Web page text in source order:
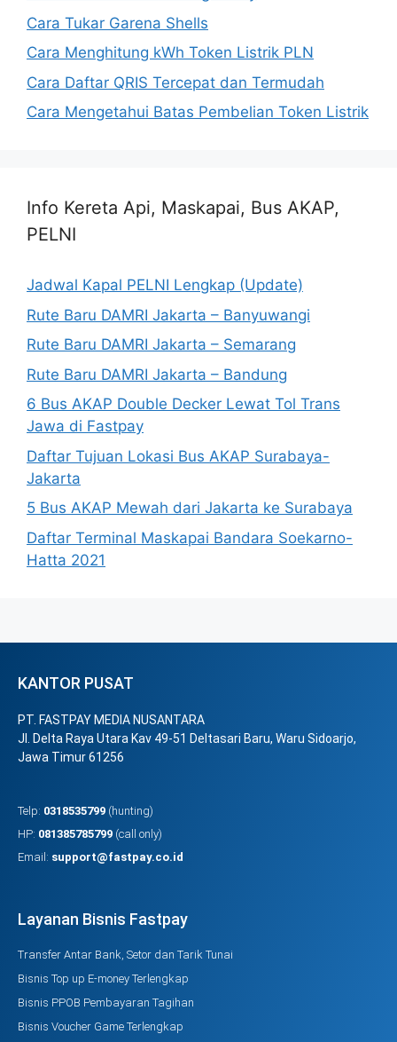
Cara Tukar Garena Shells
Cara Menghitung kWh Token Listrik PLN
Cara Daftar QRIS Tercepat dan Termudah
Cara Mengetahui Batas Pembelian Token Listrik
Info Kereta Api, Maskapai, Bus AKAP,
PELNI
Jadwal Kapal PELNI Lengkap (Update)
Rute Baru DAMRI Jakarta – Banyuwangi
Rute Baru DAMRI Jakarta – Semarang
Rute Baru DAMRI Jakarta – Bandung
6 Bus AKAP Double Decker Lewat Tol Trans
Jawa di Fastpay
Daftar Tujuan Lokasi Bus AKAP Surabaya-
Jakarta
5 Bus AKAP Mewah dari Jakarta ke Surabaya
Daftar Terminal Maskapai Bandara Soekarno-
Hatta 2021
KANTOR PUSAT
PT. FASTPAY MEDIA NUSANTARA
Jl. Delta Raya Utara Kav 49-51 Deltasari Baru, Waru Sidoarjo,
Jawa Timur 61256
Telp: 0318535799 (hunting)
HP: 081385785799 (call only)
Email: support@fastpay.co.id
Layanan Bisnis Fastpay
Transfer Antar Bank, Setor dan Tarik Tunai
Bisnis Top up E-money Terlengkap
Bisnis PPOB Pembayaran Tagihan
Bisnis Voucher Game Terlengkap